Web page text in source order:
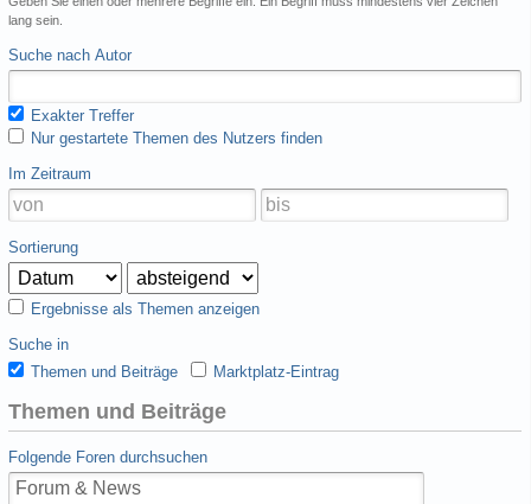
lang sein.
Suche nach Autor
Exakter Treffer
Nur gestartete Themen des Nutzers finden
Im Zeitraum
Sortierung
Ergebnisse als Themen anzeigen
Suche in
Themen und Beiträge
Marktplatz-Eintrag
Themen und Beiträge
Folgende Foren durchsuchen